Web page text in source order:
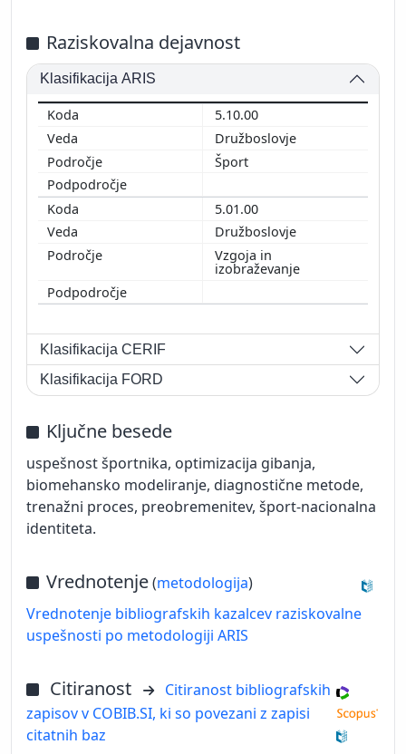
Raziskovalna dejavnost
Klasifikacija ARIS
5.10.00
Družboslovje
Šport
5.01.00
Družboslovje
Vzgoja in
izobraževanje
Klasifikacija CERIF
Klasifikacija FORD
Ključne besede
uspešnost športnika, optimizacija gibanja,
biomehansko modeliranje, diagnostične metode,
trenažni proces, preobremenitev, šport-nacionalna
identiteta.
Vrednotenje(metodologija)
Vrednotenje bibliografskih kazalcev raziskovalne
uspešnosti po metodologiji ARIS
Citiranost
Citiranost bibliografskih
zapisov v COBIB.SI, ki so povezani z zapisi
citatnih baz